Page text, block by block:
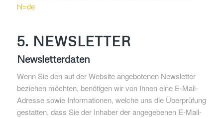
hl=de
5. NEWSLETTER
Newsletterdaten
Wenn Sie den auf der Website angebotenen Newsletter
beziehen möchten, benötigen wir von Ihnen eine E-Mail-
Adresse sowie Informationen, welche uns die Überprüfung
gestatten, dass Sie der Inhaber der angegebenen E-Mail-